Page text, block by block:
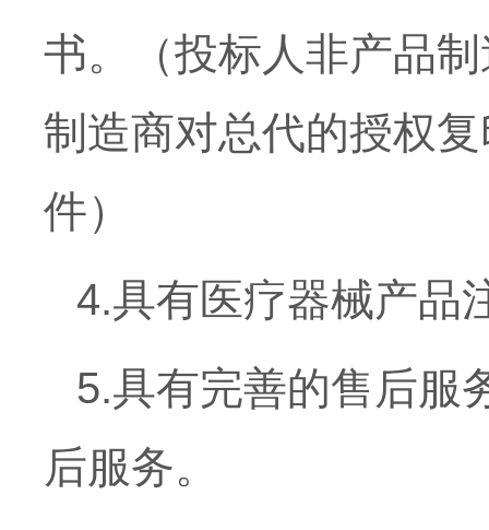
书。（投标人非产品
制造商对总代的授权
件）
4.具有医疗器械产品
5.具有完善的售后服
后服务。